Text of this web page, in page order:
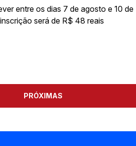
entre os dias 7 de agosto e 10 de
será de R$ 48 reais
PRÓXIMAS